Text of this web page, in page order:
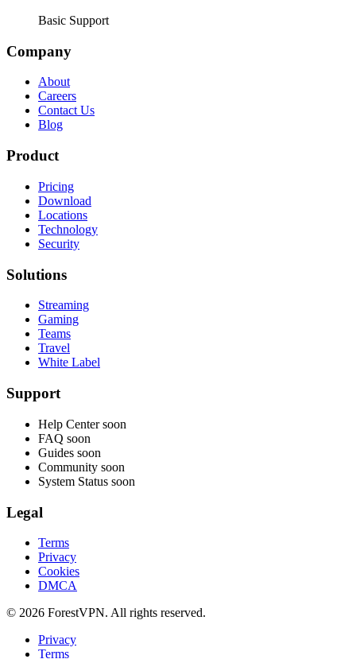
Basic Support
Company
About
Careers
Contact Us
Blog
Product
Pricing
Download
Locations
Technology
Security
Solutions
Streaming
Gaming
Teams
Travel
White Label
Support
Help Center soon
FAQ soon
Guides soon
Community soon
System Status soon
Legal
Terms
Privacy
Cookies
DMCA
© 2026 ForestVPN. All rights reserved.
Privacy
Terms